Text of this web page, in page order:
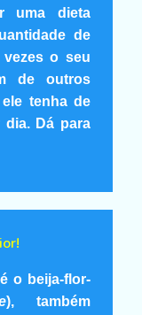
uma dieta
de
o seu
de outros
tenha de
Dá para
o beija-flor-
), também